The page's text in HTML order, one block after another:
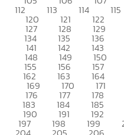
112 113 114 115
120 121 122
127 128 129
134 135 136
141 142 143
148 149 150
155 156 157
162 163 164
169 170 171
176 177 178
183 184 185
190 191 192
197 198 199